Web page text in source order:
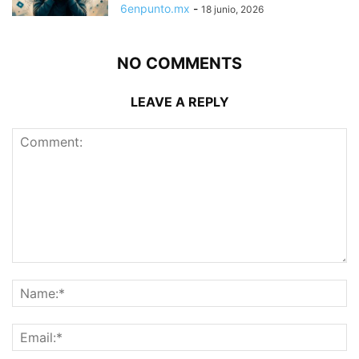
6enpunto.mx - 18 junio, 2026
NO COMMENTS
LEAVE A REPLY